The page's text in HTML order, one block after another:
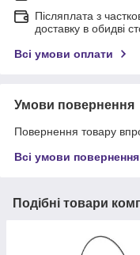
Післяплата з
доставку в обидві
Всі умови оплати
Умови повернення
Повернення товару
Всі умови повернення
Подібні товари